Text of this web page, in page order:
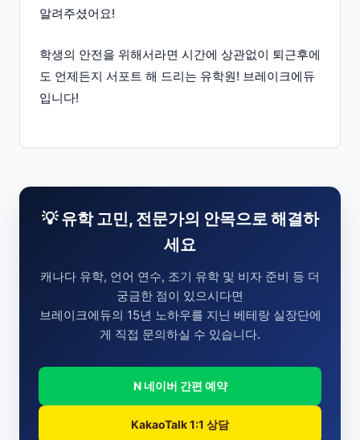
알려주셨어요!
학생의 안전을 위해서라면 시간에 상관없이 퇴근후에
도 언제든지 서포트 해 드리는 유학원! 브레이크에듀
입니다!
💡 유학 고민, 전문가의 안목으로 해결하
세요
캐나다 유학, 언어 연수, 조기 유학 및 비자 준비 등 더
궁금한 점이 있으시다면
브레이크에듀의 15년 노하우를 지닌 베테랑 실장단에
게 직접 문의하실 수 있습니다.
N 네이버 간편 예약
KakaoTalk 1:1 상담